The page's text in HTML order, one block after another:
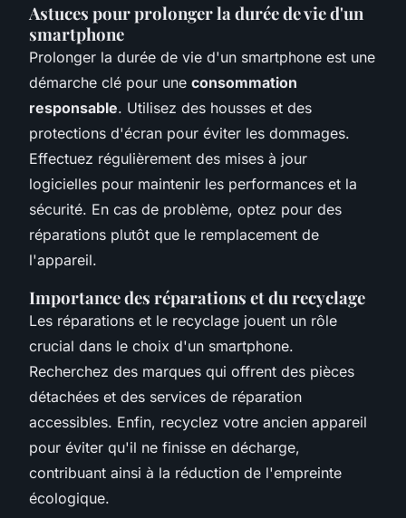
Astuces pour prolonger la durée de vie d'un
smartphone
Prolonger la durée de vie d'un smartphone est une
démarche clé pour une consommation
responsable. Utilisez des housses et des
protections d'écran pour éviter les dommages.
Effectuez régulièrement des mises à jour
logicielles pour maintenir les performances et la
sécurité. En cas de problème, optez pour des
réparations plutôt que le remplacement de
l'appareil.
Importance des réparations et du recyclage
Les réparations et le recyclage jouent un rôle
crucial dans le choix d'un smartphone.
Recherchez des marques qui offrent des pièces
détachées et des services de réparation
accessibles. Enfin, recyclez votre ancien appareil
pour éviter qu'il ne finisse en décharge,
contribuant ainsi à la réduction de l'empreinte
écologique.